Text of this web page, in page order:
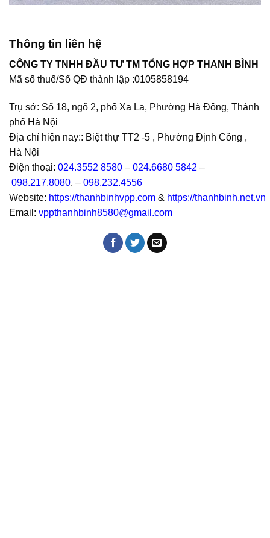
Thông tin liên hệ
CÔNG TY TNHH ĐẦU TƯ TM TỔNG HỢP THANH BÌNH
Mã số thuế/Số QĐ thành lập :0105858194
Trụ sở: Số 18, ngõ 2, phố Xa La, Phường Hà Đông, Thành
phố Hà Nội
Địa chỉ hiện nay:: Biệt thự TT2 -5 , Phường Định Công ,
Hà Nội
Điện thoại: 024.3552 8580 – 024.6680 5842 –
098.217.8080. – 098.232.4556
Website: https://thanhbinhvpp.com & https://thanhbinh.net.vn
Email: vppthanhbinh8580@gmail.com